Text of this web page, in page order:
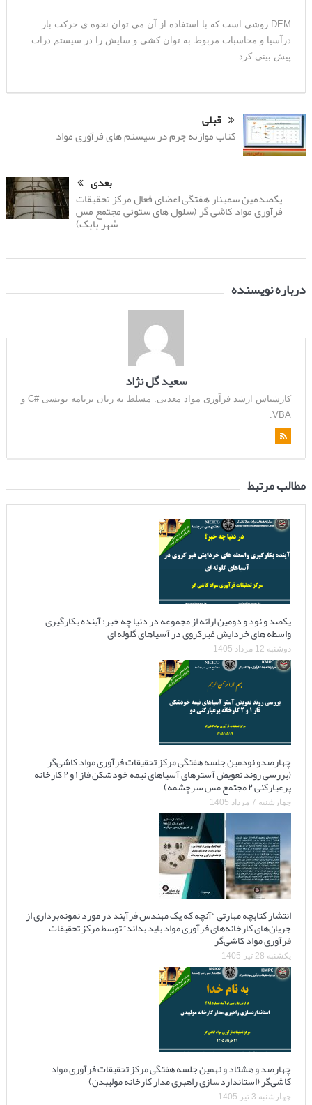
DEM روشی است که با استفاده از آن می توان نحوه ی حرکت بار
درآسیا و محاسبات مربوط به توان کشی و سایش را در سیستم ذرات
پیش بینی کرد.
قبلی
کتاب موازنه جرم در سیستم های فرآوری مواد
بعدی
یکصدمین سمینار هفتگی اعضای فعال مرکز تحقیقات
فرآوری مواد کاشی گر (سلول های ستونی مجتمع مس
شهر بابک)
درباره نویسنده
سعید گل نژاد
کارشناس ارشد فرآوری مواد معدنی. مسلط به زبان برنامه نویسی #C و
VBA.
مطالب مرتبط
یکصد و نود و دومین ارائه از مجموعه در دنیا چه خبر: آینده بکارگیری
واسطه های خردایش غیرکروی در آسیاهای گلوله ای
دوشنبه 12 مرداد 1405
چهارصدو نودمین جلسه هفتگی مرکز تحقیقات فرآوری مواد کاشی‌گر
(بررسی روند تعویض آسترهای آسیاهای نیمه خودشکن فاز ۱ و ۲ کارخانه
پرعیارکنی ۲ مجتمع مس سرچشمه)
چهارشنبه 7 مرداد 1405
انتشار کتابچه مهارتی “آنچه که یک مهندس فرآیند در مورد نمونه‌برداری از
جریان‌های کارخانه‌های فرآوری مواد باید بداند” توسط مرکز تحقیقات
فرآوری مواد کاشی‌گر
یکشنبه 28 تیر 1405
چهارصد و هشتاد و نهمین جلسه هفتگی مرکز تحقیقات فرآوری مواد
کاشی‌گر (استانداردسازی راهبری مدار کارخانه مولیبدن)
چهارشنبه 3 تیر 1405